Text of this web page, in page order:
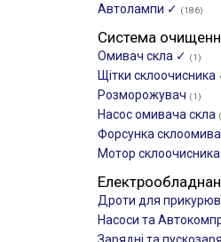
Автолампи ✓ (186)
Система
Омивач скла ✓ (1)
Щітки склоочиcника
Розморожувач (1)
Насос омивача скла
Форсунка
Мотор склоочисника
Дроти для
Насоси та